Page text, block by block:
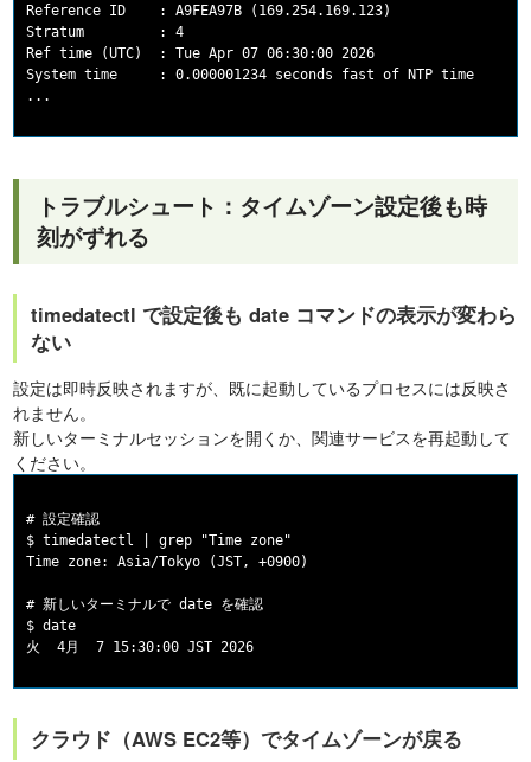
Reference ID    : A9FEA97B (169.254.169.123)
Stratum         : 4
Ref time (UTC)  : Tue Apr 07 06:30:00 2026
System time     : 0.000001234 seconds fast of NTP time
トラブルシュート：タイムゾーン設定後も時
刻がずれる
timedatectl で設定後も date コマンドの表示が変わら
ない
設定は即時反映されますが、既に起動しているプロセスには反映さ
れません。
新しいターミナルセッションを開くか、関連サービスを再起動して
ください。
# 設定確認
$ timedatectl | grep "Time zone"
Time zone: Asia/Tokyo (JST, +0900)
# 新しいターミナルで date を確認
$ date
クラウド（AWS EC2等）でタイムゾーンが戻る